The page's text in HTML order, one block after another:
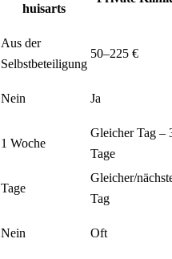
huisarts
Aus der
Selbstbeteiligung
50–225 €
Nein Ja
1 Woche
Gleicher Tag –
Tage
Tage
Gleicher/
Tag
Nein Oft